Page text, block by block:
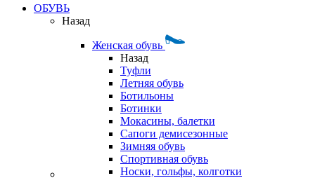
ОБУВЬ
Назад
Женская обувь
Назад
Туфли
Летняя обувь
Ботильоны
Ботинки
Мокасины, балетки
Сапоги демисезонные
Зимняя обувь
Спортивная обувь
Носки, гольфы, колготки